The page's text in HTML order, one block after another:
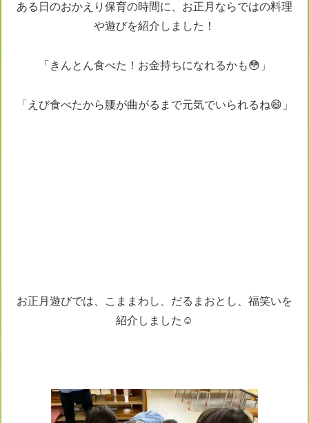
ある日のおかえり保育の時間に、お正月ならではの料理
や遊びを紹介しました！
「きんとん食べた！お金持ちになれるかも😳」
「えび食べたから腰が曲がるまで元気でいられるね😄」
お正月遊びでは、こままわし、だるまおとし、福笑いを
紹介しました☺️